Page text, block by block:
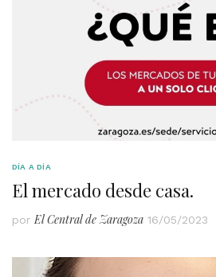
DÍA A DÍA
El mercado desde casa.
por El Central de Zaragoza 16/05/2023